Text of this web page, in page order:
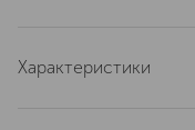
Характеристики